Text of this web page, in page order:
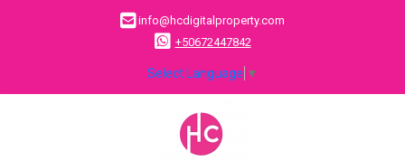
info@hcdigitalproperty.com
+50672447842
Select Language ▼